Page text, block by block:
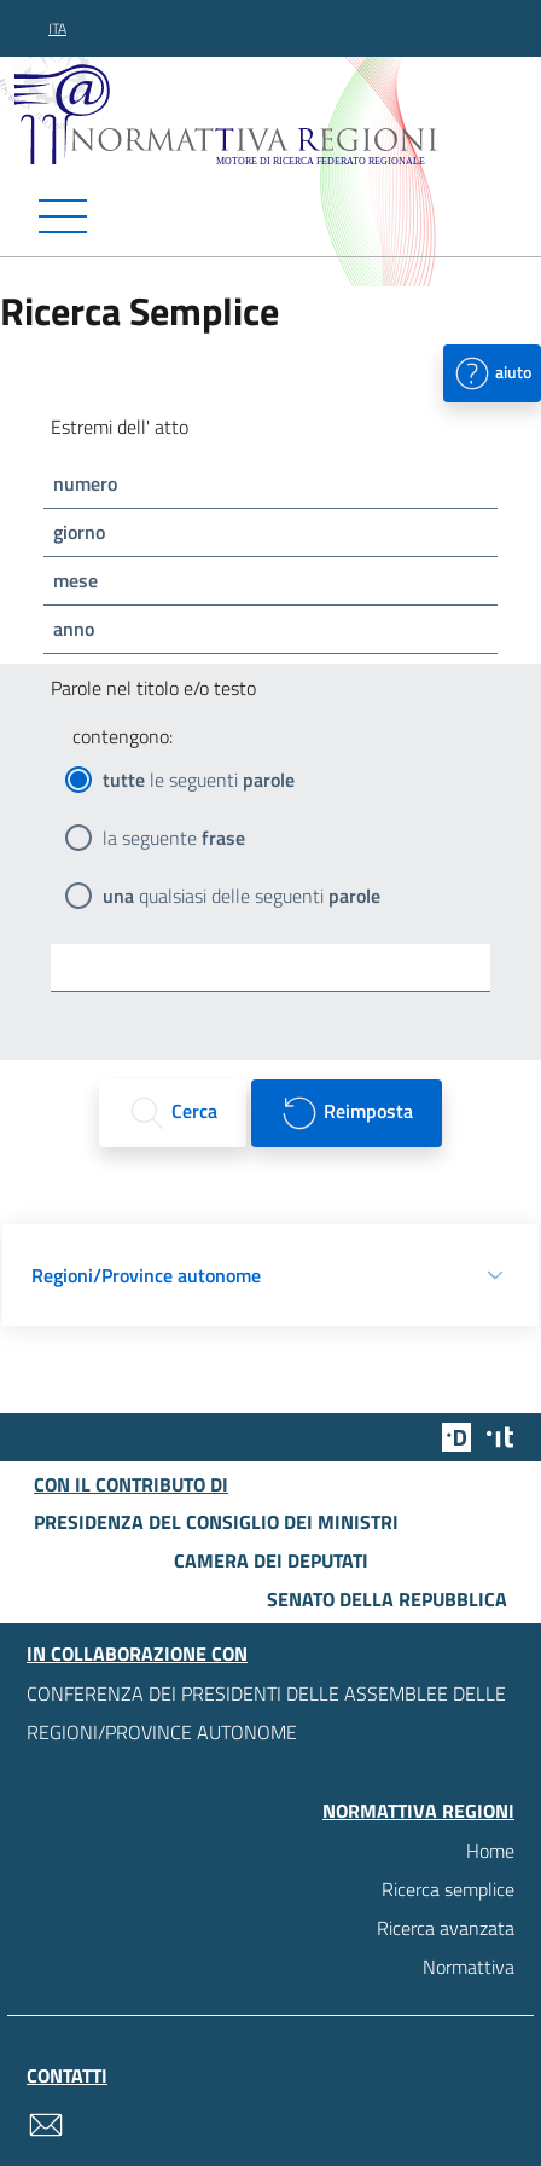
ITA
Normattiva Regioni -
Ricerca Semplice
aiuto
Estremi dell' atto
numero
giorno
mese
anno
Parole nel titolo e/o testo
contengono:
tutte le seguenti parole
la seguentefrase
unaqualsiasi delle seguenti parole
Cerca Reimposta
Regioni/Province autonome
Team
CON IL CONTRIBUTO DI
PRESIDENZA DEL CONSIGLIO DEI MINISTRI
CAMERA DEI DEPUTATI
SENATO DELLA REPUBBLICA
IN COLLABORAZIONE CON
CONFERENZA DEI PRESIDENTI DELLE ASSEMBLEE DELLE
REGIONI/PROVINCE AUTONOME
NORMATTIVA REGIONI
Home
Ricerca semplice
Ricerca avanzata
Normattiva
CONTATTI